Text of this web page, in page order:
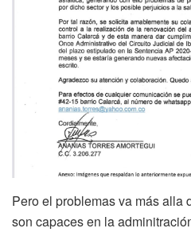
Pero el problemas va más alla
son capaces en la